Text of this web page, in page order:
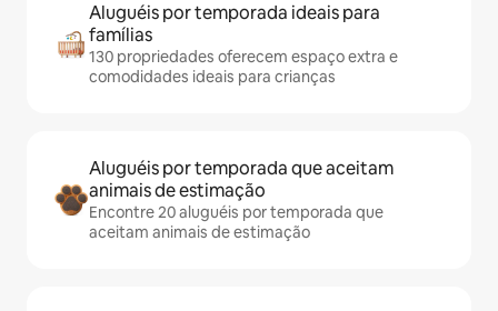
Aluguéis por temporada ideais para
famílias
130 propriedades oferecem espaço extra e
comodidades ideais para crianças
Aluguéis por temporada que aceitam
animais de estimação
Encontre 20 aluguéis por temporada que
aceitam animais de estimação